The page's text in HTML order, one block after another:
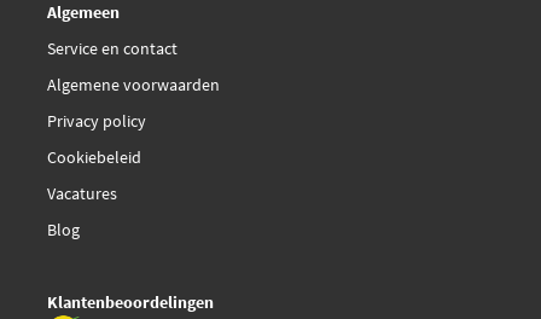
Algemeen
Service en contact
Algemene voorwaarden
Privacy policy
Cookiebeleid
Vacatures
Blog
Klantenbeoordelingen